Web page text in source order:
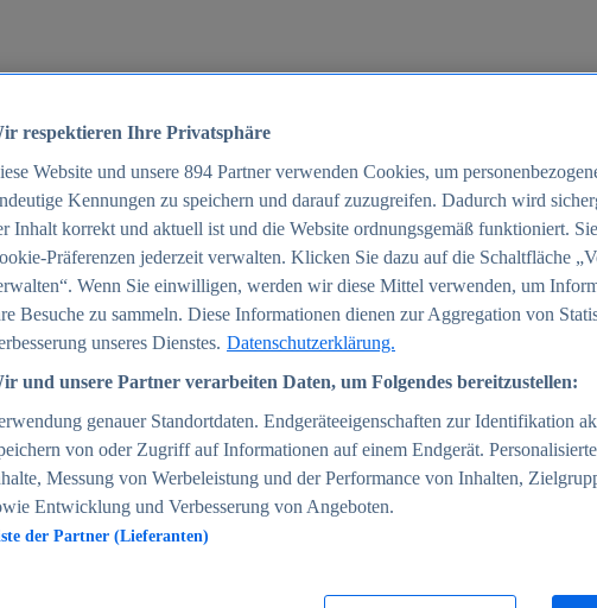
2025
2025
2025
in Deutschland 2025
respektieren Ihre Privatsphäre
Website und unsere 894 Partner verwenden Cookies, um
Kennungen zu speichern und darauf zuzugreifen. Dadurch wird
Inhalt korrekt und aktuell ist und die Website ordnungsgemäß funktioniert.
Präferenzen jederzeit verwalten. Klicken Sie dazu auf die Schaltfläche
Wenn Sie einwilligen, werden wir diese Mittel verwenden, um
Besuche zu sammeln. Diese Informationen dienen zur Aggregation von
unseres Dienstes. Datenschutzerklärung.
und unsere Partner verarbeiten Daten, um Folgendes bereitzustellen:
genauer Standortdaten. Endgeräteeigenschaften zur Identifikation
von oder Zugriff auf Informationen auf einem Endgerät.
Messung von Werbeleistung und der Performance von Inhalten,
Entwicklung und Verbesserung von Angeboten.
der Partner (Lieferanten)